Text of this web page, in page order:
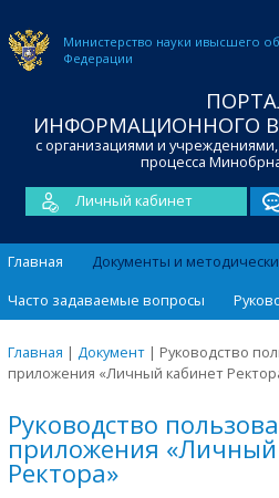
Министерство науки ивысшего
Федерации
ИНФОРМАЦИОННОГО
с организациями и
процесса
Личный кабинет
Главная
Документы и
Часто задаваемые вопросы
Главная | Документ | Руководство
приложения «Личный кабинет
Руководство
приложения «Личный
Ректора»